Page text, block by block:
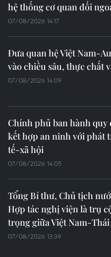
hệ thống cơ quan đối
07/08/2026 14:17
Đưa quan hệ Việt Nam-
vào chiều sâu, thực chất
07/08/2026 14:09
Chính phủ ban hành quy
kết hợp an ninh với phát
tế-xã hội
07/08/2026 14:05
Tổng Bí thư, Chủ tịch
Hợp tác nghị viện là trụ
trọng giữa Việt Nam-
07/08/2026 13:39